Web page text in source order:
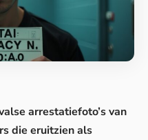
arrestatiefoto’s van
die eruitzien als